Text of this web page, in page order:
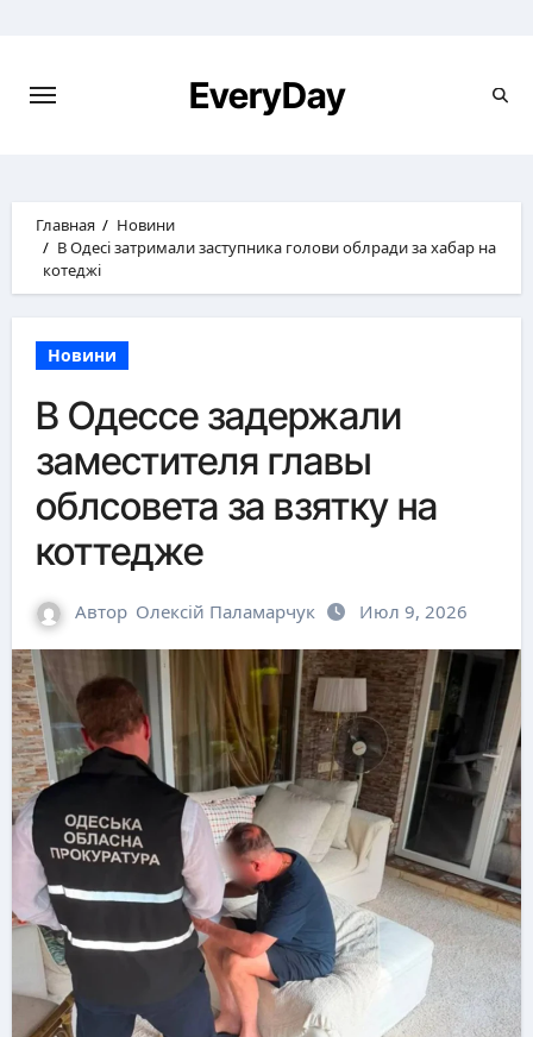
EveryDay
Главная
Новини
В Одесі затримали заступника голови облради за хабар на
котеджі
Новини
В Одессе задержали
заместителя главы
облсовета за взятку на
коттедже
Автор Олексій Паламарчук Июл 9, 2026